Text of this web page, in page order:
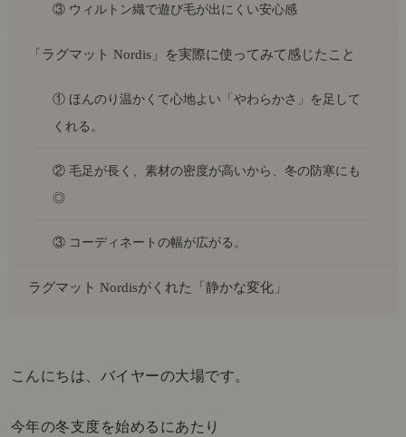
こんにちは、バイヤーの大場です。
今年の冬支度を始めるにあたり
③ ウィルトン織で遊び毛が出にくい安心感
「ラグマット Nordis」を実際に使ってみて感じたこと
① ほんのり温かくて心地よい「やわらかさ」を足して
くれる。
② 毛足が長く、素材の密度が高いから、冬の防寒にも
◎
③ コーディネートの幅が広がる。
ラグマット Nordisがくれた「静かな変化」